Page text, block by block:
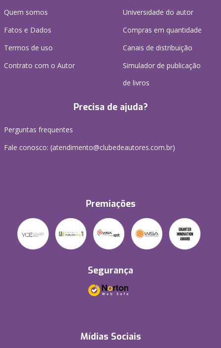
Quem somos
Fatos e Dados
Termos de uso
Contrato com o Autor
Universidade do autor
Compras em quantidade
Canais de distribuição
Simulador de publicação
de livros
Precisa de ajuda?
Perguntas frequentes
Fale conosco: (atendimento@clubedeautores.com.br)
Premiações
Segurança
Mídias Sociais